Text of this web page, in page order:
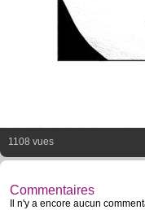
1108 vues
Commentaires
Il n'y a encore aucun